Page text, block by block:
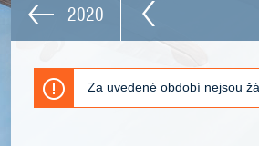
2020
Za uvedené období nejsou